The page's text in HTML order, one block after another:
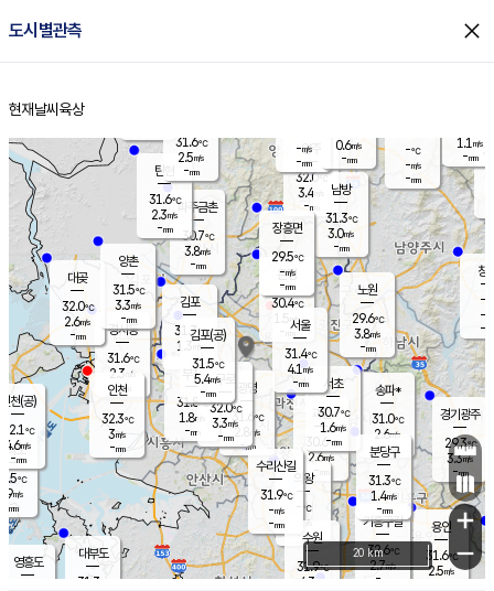
도시별관측 close
홈
현재날씨 육상
의도
℃
m/s
mm
영흥도
양주
32.0℃
3.4
-mm
과천
30.6℃
2.6m/s
- mm
용인
31.6℃
2.5m/s
경기광주
29.3℃
3.3m/s
-mm
대부도
31.3
경서동
31.6℃
2.3 m/s
-mm
파주금촌
30.7℃
3.8m/s
-mm
-℃
-m/s
-mm
대곶
32.0℃
2.6m/s
-mm
창
-
-m/
-
탄현
31.6℃
2.3m/s
-mm
1.1 m/s
-mm
의왕
- ℃
m/s
mm
김포
31.7℃
1.3 m/s
mm
광명
31.6 ℃
2.8 m/s
-mm
부천
31.8℃
1.8m/s
-mm
양촌
31.5℃
3.3m/s
-mm
구로
32.0℃
3.3m/s
-mm
은평
30.4℃
1.5 m/s
- mm
노원
29.6℃
3.8m/s
-mm
송파*
31.0℃
2.6m/s
-mm
서초
30.7℃
1.6m/s
-mm
남방
31.3℃
3.0m/s
-mm
기흥구갈
32.6℃
2.7m/s
-
수리산길
31.9℃
-m/s
-mm
분당구
31.3℃
1.4m/s
-mm
장흥면
29.5℃
-m/s
-mm
-m/s
-mm
인천(공)
32.1℃
4.6m/s
-mm
김포(공)
31.5℃
5.4m/s
-mm
수원
31.9℃
4.3 m/s
인천
32.3℃
3m/s
-mm
서울
31.4℃
4.1 m/s
-mm
31.6℃
2.5m/s
-mm
0.6m/s
-mm
+
−
20 km